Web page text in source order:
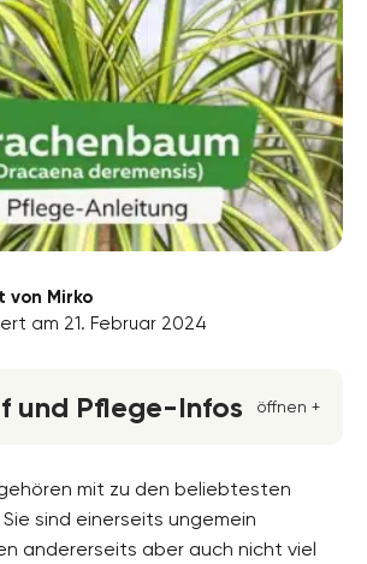
von Mirko
am 21. Februar 2024
und Pflege-Infos öffnen +
mit zu den beliebtesten
sind einerseits ungemein
andererseits aber auch nicht viel